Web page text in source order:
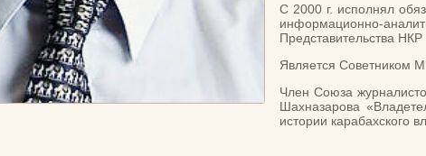
С 2000 г. исполнял
информационно-
Представительства НКР
Является Советником
Член Союза
Шахназарова
истории карабахского